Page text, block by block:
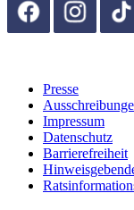
Presse
Impressum
Datenschutz
Barrierefreiheit